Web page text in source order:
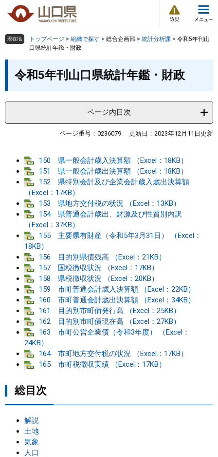
の
頭
。
ー
飛
て
本
へ
情
報
メ
ュ
組織で探す
健康・福祉
教育・文化・スポーツ
しごと・産業・観光
まちづくり
県政情報
検索の仕方 組織で探す サイトマップで探す
現在地 トップページ > 組織で探す > 総合企画部 > 統計分析課 > 令和5年刊山
口県統計年鑑・財政
令和5年刊山口県統計年鑑・財政
ページ内目次
ページ番号：0236079 更新日：2023年12月11日更新
150 県一般会計歳入決算額 （Excel：18KB）
151 県一般会計歳出決算額 （Excel：18KB）
152 県特別会計及び企業会計歳入歳出決算額
（Excel：17KB）
153 県地方交付税の状況 （Excel：13KB）
154 県普通会計歳出、財源及び性質別内訳
（Excel：37KB）
155 主要県有財産（令和5年3月31日） （Excel：
18KB）
156 目的別県債残高 （Excel：21KB）
157 国税徴収状況 （Excel：17KB）
158 県税徴収状況 （Excel：20KB）
159 市町普通会計歳入決算額 （Excel：22KB）
160 市町普通会計歳出決算額 （Excel：34KB）
161 目的別市町債発行高 （Excel：25KB）
162 目的別市町債現在高 （Excel：27KB）
163 市町公営企業債（令和3年度） （Excel：
24KB）
164 市町地方交付税の状況 （Excel：17KB）
165 市町税徴収実績 （Excel：17KB）
総目次
解説
土地
気象
人口